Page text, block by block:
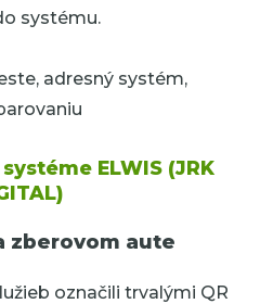
systému.
ELWIS (JRK
zberovom aute
označili trvalými QR